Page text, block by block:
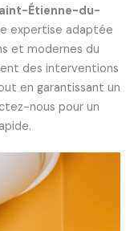
Étienne-du-
expertise adaptée
et modernes du
des interventions
en garantissant un
nous pour un